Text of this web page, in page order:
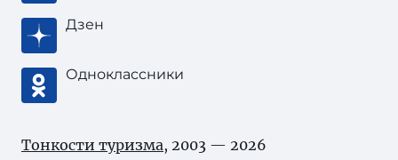
Дзен
Одноклассники
Тонкости туризма, 2003 — 2026